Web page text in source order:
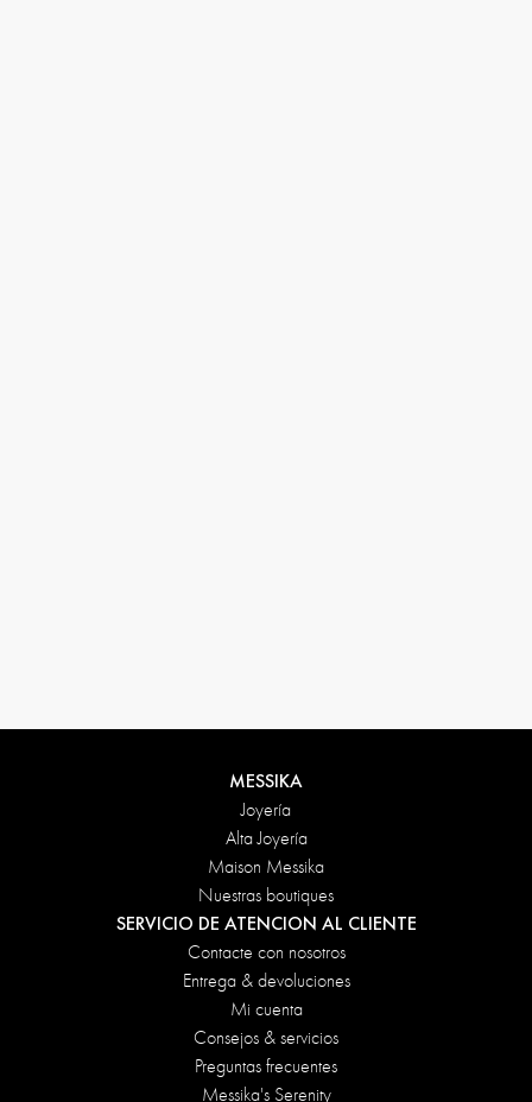
MESSIKA
Joyería
Alta Joyería
Maison Messika
Nuestras boutiques
SERVICIO DE ATENCION AL CLIENTE
Contacte con nosotros
Entrega & devoluciones
Mi cuenta
Consejos & servicios
Preguntas frecuentes
Messika's Serenity